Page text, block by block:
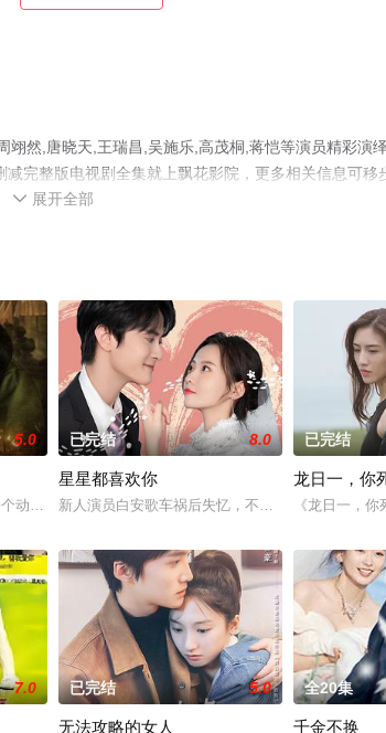
然,唐晓天,王瑞昌,吴施乐,高茂桐,蒋恺等演员精彩演
完整版电视剧全集就上飘花影院，更多相关信息可移
 展开全部
世家，一副撞了南墙也不回头的尖锐个性，拥有一
5.0
动荡的年代，为了能够让儿子拥有稳定的成长环境，母亲
已完结 8.0
星星都喜欢你
新人演员白安歌车祸后失忆，不但欠下巨债，身体
已完结
龙日一，你
《龙日一，
7.0 已完结 5.0
无法攻略的女人
全20集
千金不换